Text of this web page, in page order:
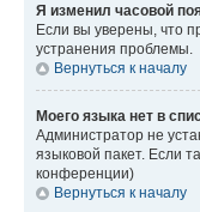
Я изменил часовой
Если вы уверены, что
устранения проблемы.
Вернуться к началу
Моего языка нет в
Администратор не
языковой пакет. Если
конференции)
Вернуться к началу